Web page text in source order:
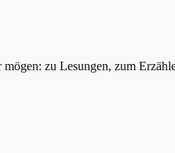
zu Lesungen, zum